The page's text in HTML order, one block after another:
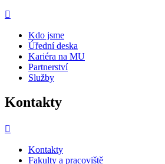
Kdo jsme
Úřední deska
Kariéra na MU
Partnerství
Služby
Kontakty
Kontakty
Fakulty a pracoviště